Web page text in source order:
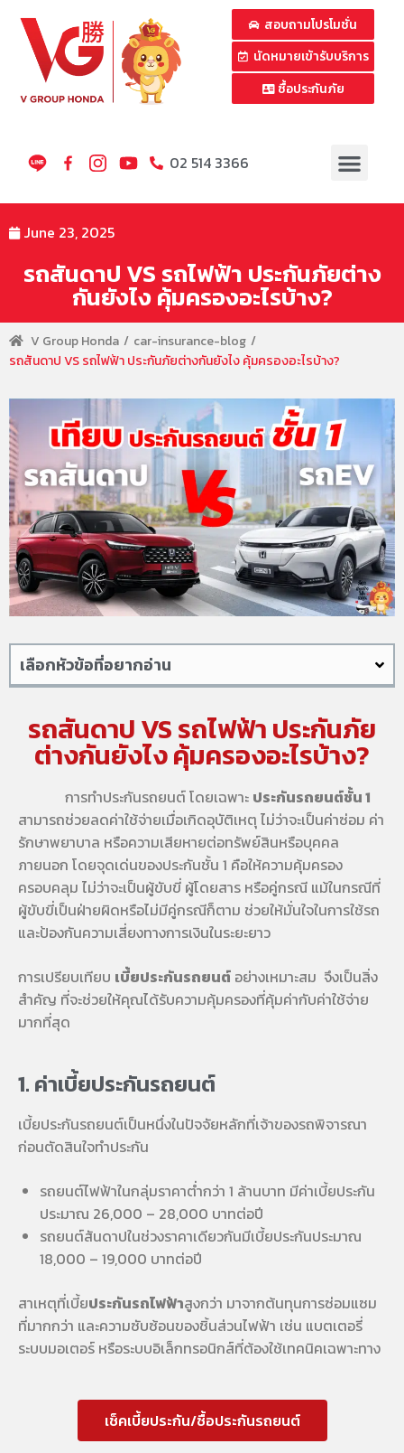
สอบถามโปรโมชั่น
นัดหมายเข้ารับบริการ
ซื้อประกันภัย
02 514 3366
June 23, 2025
รถสันดาป VS รถไฟฟ้า ประกันภัยต่าง
กันยังไง คุ้มครองอะไรบ้าง?
V Group Honda
car-insurance-blog
รถสันดาป VS รถไฟฟ้า ประกันภัยต่างกันยังไง คุ้มครองอะไรบ้าง?
เลือกหัวข้อที่อยากอ่าน
รถสันดาป VS รถไฟฟ้า ประกันภัย
ต่างกันยังไง คุ้มครองอะไรบ้าง?
การทำประกันรถยนต์ โดยเฉพาะ ประกันรถยนต์ชั้น 1
สามารถช่วยลดค่าใช้จ่ายเมื่อเกิดอุบัติเหตุ ไม่ว่าจะเป็นค่าซ่อม ค่า
รักษาพยาบาล หรือความเสียหายต่อทรัพย์สินหรือบุคคล
ภายนอก โดยจุดเด่นของประกันชั้น 1 คือให้ความคุ้มครอง
ครอบคลุม ไม่ว่าจะเป็นผู้ขับขี่ ผู้โดยสาร หรือคู่กรณี แม้ในกรณีที่
ผู้ขับขี่เป็นฝ่ายผิดหรือไม่มีคู่กรณีก็ตาม ช่วยให้มั่นใจในการใช้รถ
และป้องกันความเสี่ยงทางการเงินในระยะยาว
การเปรียบเทียบ เบี้ยประกันรถยนต์ อย่างเหมาะสม จึงเป็นสิ่ง
สำคัญ ที่จะช่วยให้คุณได้รับความคุ้มครองที่คุ้มค่ากับค่าใช้จ่าย
มากที่สุด
1. ค่าเบี้ยประกันรถยนต์
เบี้ยประกันรถยนต์เป็นหนึ่งในปัจจัยหลักที่เจ้าของรถพิจารณา
ก่อนตัดสินใจทำประกัน
รถยนต์ไฟฟ้าในกลุ่มราคาต่ำกว่า 1 ล้านบาท มีค่าเบี้ยประกัน
ประมาณ 26,000 – 28,000 บาทต่อปี
รถยนต์สันดาปในช่วงราคาเดียวกันมีเบี้ยประกันประมาณ
18,000 – 19,000 บาทต่อปี
สาเหตุที่เบี้ยประกันรถไฟฟ้าสูงกว่า มาจากต้นทุนการซ่อมแซม
ที่มากกว่า และความซับซ้อนของชิ้นส่วนไฟฟ้า เช่น แบตเตอรี่
ระบบมอเตอร์ หรือระบบอิเล็กทรอนิกส์ที่ต้องใช้เทคนิคเฉพาะทาง
เช็คเบี้ยประกัน/ซื้อประกันรถยนต์